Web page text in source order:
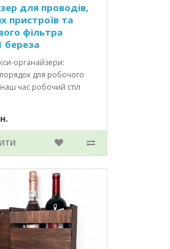
для проводів,
пристроїв та
фільтра
береза
органайзери:
порядок для робочого
час робочий стіл